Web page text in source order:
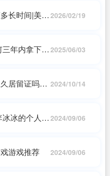
长时间|美国 2026/02/19
年内拿下日 2025/06/03
居留证吗_
2024/10/14
冰的个人生 2024/09/06
游戏推荐 2024/09/06